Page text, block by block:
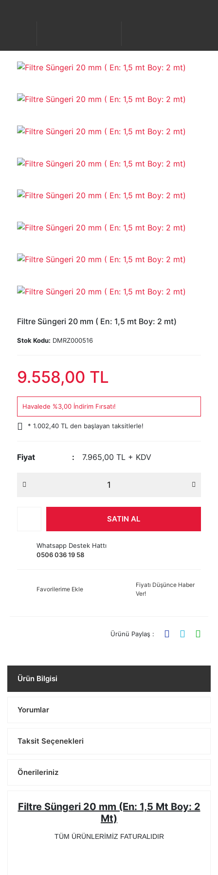
Filtre Süngeri 20 mm ( En: 1,5 mt Boy: 2 mt)
Stok Kodu: DMRZ000516
9.558,00 TL
Havalede %3,00 İndirim Fırsatı!
* 1.002,40 TL den başlayan taksitlerle!
Fiyat 7.965,00 TL + KDV
SATIN AL
Whatsapp Destek Hattı
0506 036 19 58
Favorilerime Ekle
Fiyatı Düşünce Haber
Ver!
Ürünü Paylaş :
Ürün Bilgisi
Yorumlar
Taksit Seçenekleri
Önerileriniz
Filtre Süngeri 20 mm (En: 1,5 Mt Boy: 2
Mt)
TÜM ÜRÜNLERİMİZ FATURALIDIR